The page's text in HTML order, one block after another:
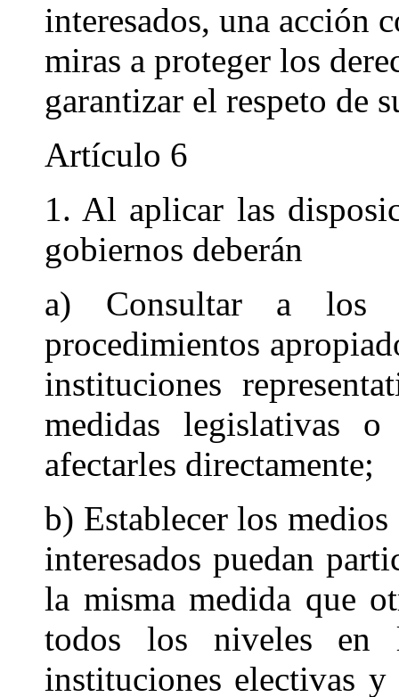
interesados, una acción
miras a proteger los
garantizar el respeto de
Artículo 6
1. Al aplicar las
gobiernos deberán
a) Consultar a los
procedimientos
instituciones
medidas legislativas o
afectarles directamente;
b) Establecer los
interesados puedan
la misma medida que
todos los niveles en
instituciones electivas